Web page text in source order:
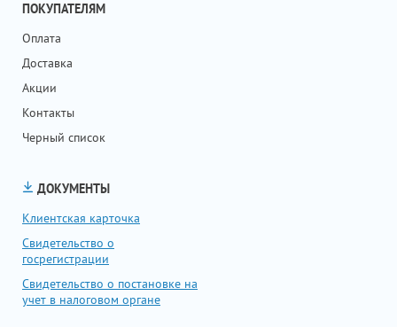
ПОКУПАТЕЛЯМ
Оплата
Доставка
Акции
Контакты
Черный список
ДОКУМЕНТЫ
Клиентская карточка
Свидетельство о
госрегистрации
Свидетельство о постановке на
учет в налоговом органе